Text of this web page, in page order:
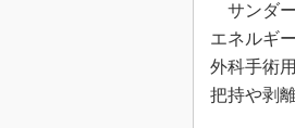
サンダー
エネルギ
外科手術
把持や剥